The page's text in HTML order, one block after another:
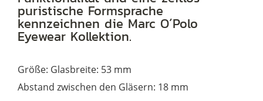
puristische Formsprache
kennzeichnen die Marc O´Polo
Eyewear Kollektion.
Größe: Glasbreite: 53 mm
Abstand zwischen den Gläsern: 18 mm